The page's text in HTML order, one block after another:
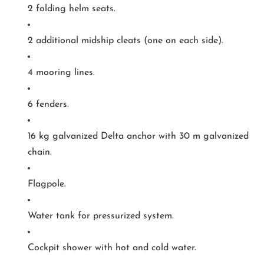
2 folding helm seats.
2 additional midship cleats (one on each side).
4 mooring lines.
6 fenders.
16 kg galvanized Delta anchor with 30 m galvanized
chain.
Flagpole.
Water tank for pressurized system.
Cockpit shower with hot and cold water.